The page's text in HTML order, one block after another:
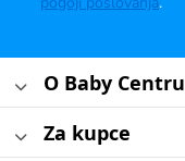
O Baby Centru
Za kupce